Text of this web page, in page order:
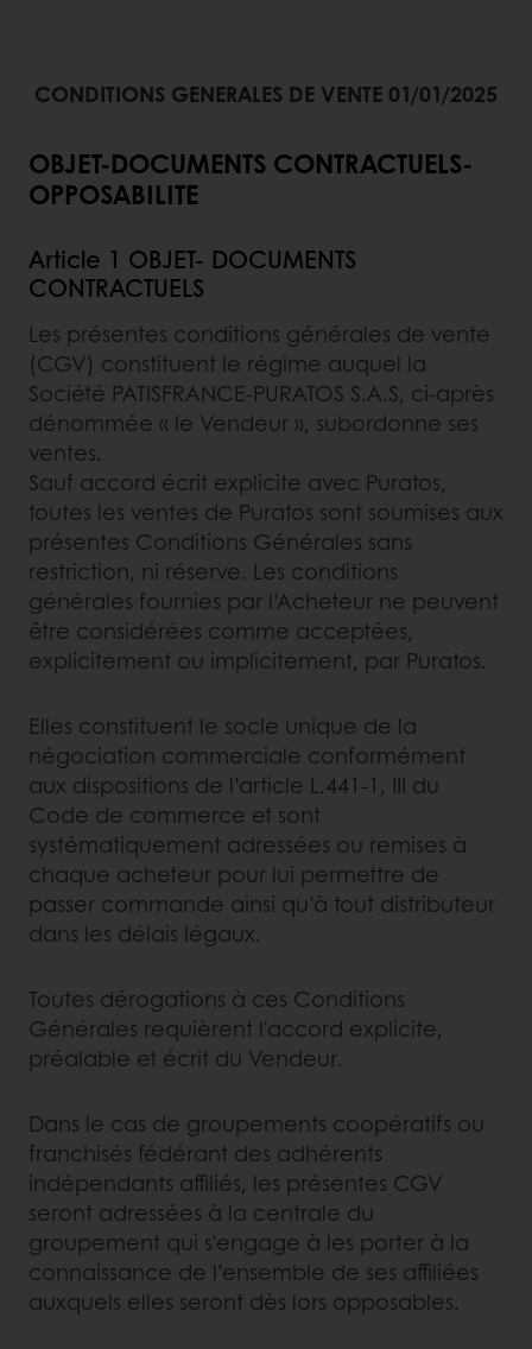
CONDITIONS GENERALES DE VENTE 01/01/2025
OBJET-DOCUMENTS CONTRACTUELS-
OPPOSABILITE
Article 1 OBJET- DOCUMENTS
CONTRACTUELS
Les présentes conditions générales de vente
(CGV) constituent le régime auquel la
Société PATISFRANCE-PURATOS S.A.S, ci-après
dénommée « le Vendeur », subordonne ses
ventes.
Sauf accord écrit explicite avec Puratos,
toutes les ventes de Puratos sont soumises aux
présentes Conditions Générales sans
restriction, ni réserve. Les conditions
générales fournies par l’Acheteur ne peuvent
être considérées comme acceptées,
explicitement ou implicitement, par Puratos.
Elles constituent le socle unique de la
négociation commerciale conformément
aux dispositions de l’article L.441-1, III du
Code de commerce et sont
systématiquement adressées ou remises à
chaque acheteur pour lui permettre de
passer commande ainsi qu’à tout distributeur
dans les délais légaux.
Toutes dérogations à ces Conditions
Générales requièrent l'accord explicite,
préalable et écrit du Vendeur.
Dans le cas de groupements coopératifs ou
franchisés fédérant des adhérents
indépendants affiliés, les présentes CGV
seront adressées à la centrale du
groupement qui s’engage à les porter à la
connaissance de l’ensemble de ses affiliées
auxquels elles seront dès lors opposables.